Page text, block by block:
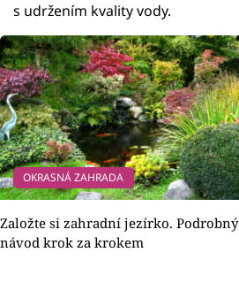
s udržením kvality vody.
OKRASNÁ ZAHRADA
Založte si zahradní jezírko. Podrobný
návod krok za krokem